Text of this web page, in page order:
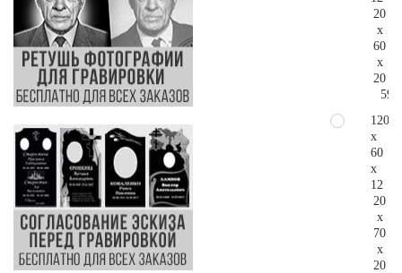
20
x
60
x
20
120
x
60
x
12
20
x
70
x
20